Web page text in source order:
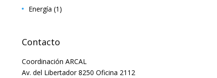
Energía (1)
Contacto
Coordinación ARCAL
Av. del Libertador 8250 Oficina 2112